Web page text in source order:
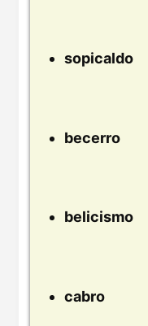
sopicaldo
becerro
belicismo
cabro